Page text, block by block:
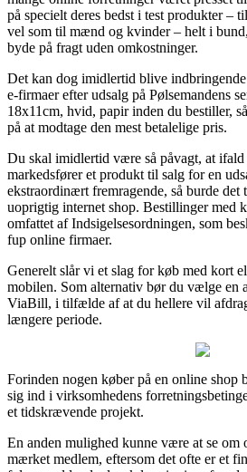
på specielt deres bedst i test produkter –
vel som til mænd og kvinder – helt i
byde på fragt uden omkostninger.
Det kan dog imidlertid blive
e-firmaer efter udsalg på Pølsemandens
18x11cm, hvid, papir inden du bestiller,
på at modtage den mest betalelige pris.
Du skal imidlertid være så påvagt, at ifald
markedsfører et produkt til salg for en
ekstraordinært fremragende, så burde
uoprigtig internet shop. Bestillinger med
omfattet af Indsigelsesordningen, som
fup online firmaer.
Generelt slår vi et slag for køb med kort
mobilen. Som alternativ bør du vælge en
ViaBill, i tilfælde af at du hellere vil
længere periode.
Forinden nogen køber på en online shop
sig ind i virksomhedens
et tidskrævende projekt.
En anden mulighed kunne være at se om
mærket medlem, eftersom det ofte er et